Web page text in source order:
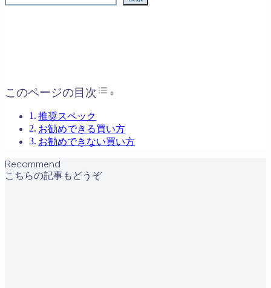
このページの目次 Toggle Table of Content
推奨スペック
お勧めできる買い方
お勧めできない買い方
Recommend
こちらの記事もどうぞ